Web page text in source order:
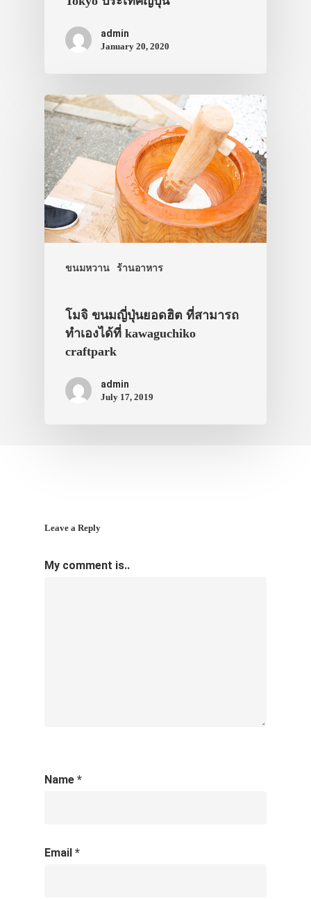
admin
January 20, 2020
ขนมหวาน ร้านอาหาร
โมจิ ขนมญี่ปุ่นยอดฮิต ที่สามารถ
ทำเองได้ที่ kawaguchiko
craftpark
admin
July 17, 2019
Leave a Reply
My comment is..
Name *
Email *
ที่พัก
สาระน่ารู้
VIDEO
ภาพประทับใจ